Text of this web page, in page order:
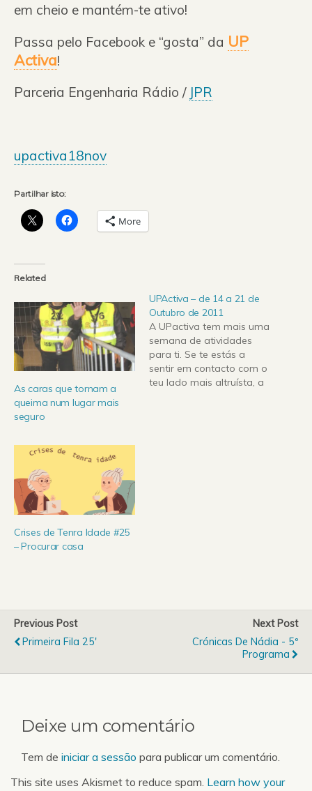
em cheio e mantém-te ativo!
Passa pelo Facebook e “gosta” da UP
Activa!
Parceria Engenharia Rádio / JPR
upactiva18nov
Partilhar isto:
More
Related
As caras que tornam a
queima num lugar mais
seguro
UPActiva – de 14 a 21 de
Outubro de 2011
A UPactiva tem mais uma
semana de atividades
para ti. Se te estás a
sentir em contacto com o
teu lado mais altruísta, a
Crises de Tenra Idade #25
– Procurar casa
Previous Post
Primeira Fila 25'
Next Post
Crónicas De Nádia - 5º
Programa
Deixe um comentário
Tem de iniciar a sessão para publicar um comentário.
This site uses Akismet to reduce spam. Learn how your